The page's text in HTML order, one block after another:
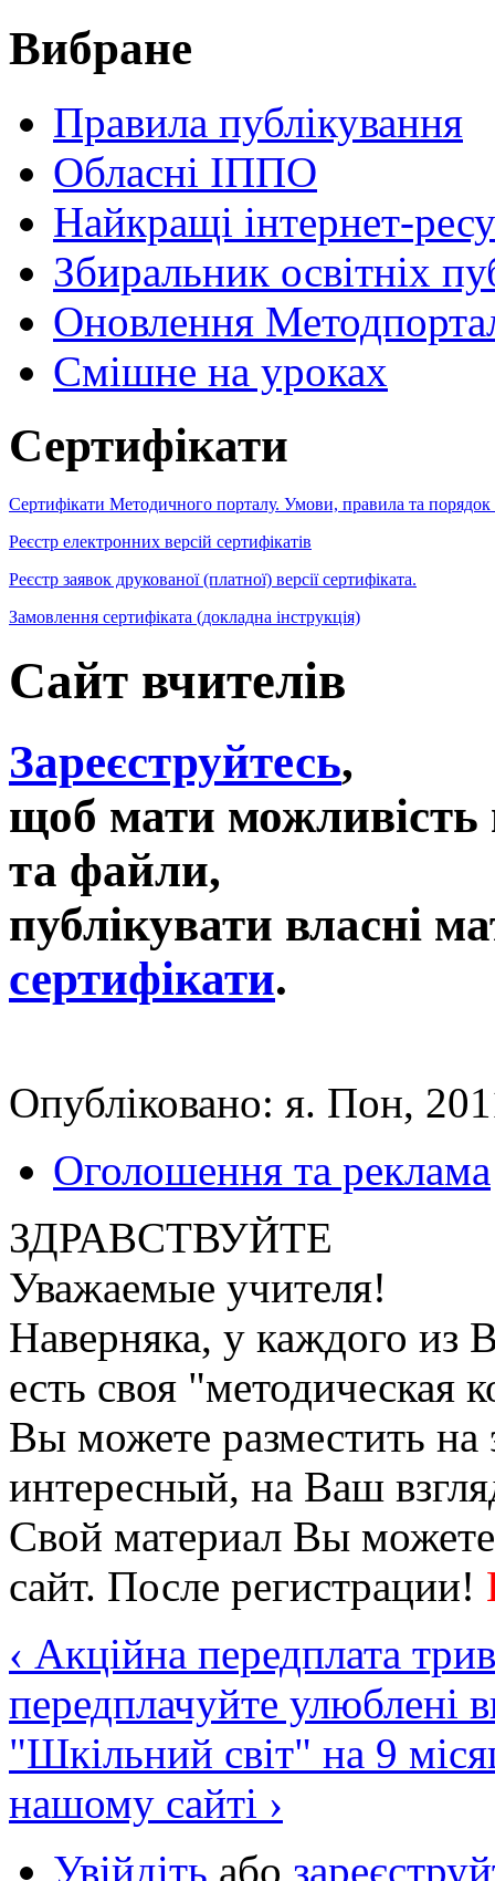
Вибране
Правила публікування
Обласні ІППО
Найкращі інтернет-
Збиральник освітніх
Оновлення
Cмішне на уроках
Сертифікати
Сертифікати Методичного порталу. Умови, правила та порядок
Реєстр електронних версій сертифікатів
Реєстр заявок друкованої (платної) версії сертифіката.
Замовлення сертифіката (докладна інструкція)
Сайт вчителів
Зареєструйтесь,
щоб мати можливість
та файли,
публікувати власні
сертифікати.
Опубліковано: я. Пон,
Оголошення та реклама
ЗДРАВСТВУЙТЕ
Уважаемые учителя!
Наверняка, у каждого из
есть своя "методическая
Вы можете разместить на
интересный, на Ваш
Свой материал Вы можете
сайт. После регистрации!
‹ Акційна передплата
передплачуйте улюблені
"Шкільний світ" на 9
нашому сайті ›
Увійдіть або